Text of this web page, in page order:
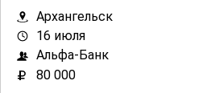
Архангельск
16 июля
Альфа-Банк
80 000